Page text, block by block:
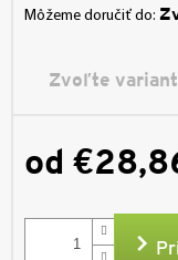
od
cena:
Môžeme doručiť do:
Zvoľte variant